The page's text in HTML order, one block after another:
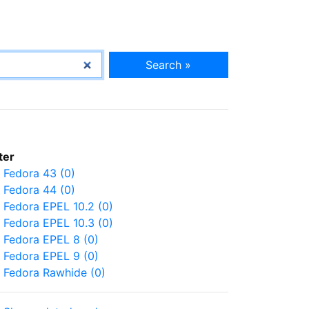
Search »
Fedora 43 (0)
Fedora 44 (0)
Fedora EPEL 10.2 (0)
Fedora EPEL 10.3 (0)
Fedora EPEL 8 (0)
Fedora EPEL 9 (0)
Fedora Rawhide (0)